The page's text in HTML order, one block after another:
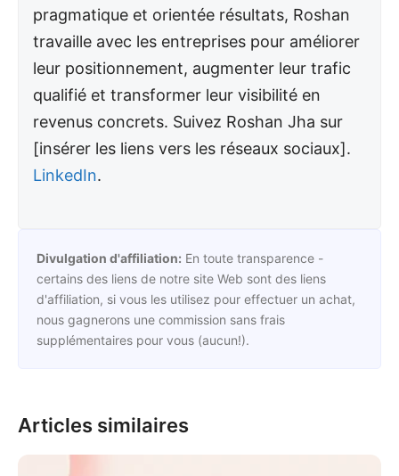
pragmatique et orientée résultats, Roshan
travaille avec les entreprises pour améliorer
leur positionnement, augmenter leur trafic
qualifié et transformer leur visibilité en
revenus concrets. Suivez Roshan Jha sur
[insérer les liens vers les réseaux sociaux].
LinkedIn.
Divulgation d'affiliation: En toute transparence -
certains des liens de notre site Web sont des liens
d'affiliation, si vous les utilisez pour effectuer un achat,
nous gagnerons une commission sans frais
supplémentaires pour vous (aucun!).
Articles similaires